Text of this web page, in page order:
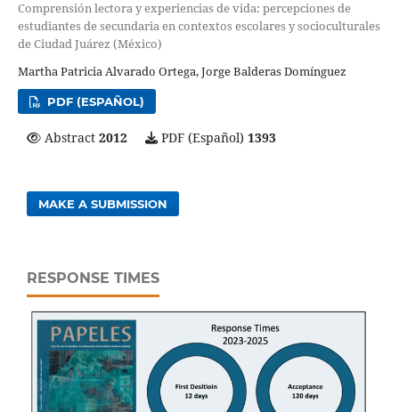
Comprensión lectora y experiencias de vida: percepciones de
estudiantes de secundaria en contextos escolares y socioculturales
de Ciudad Juárez (México)
Martha Patricia Alvarado Ortega, Jorge Balderas Domínguez
PDF (ESPAÑOL)
Abstract 2012 PDF (Español) 1393
MAKE A SUBMISSION
RESPONSE TIMES